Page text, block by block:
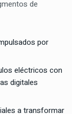
de
por
eléctricos con
digitales
a transformar